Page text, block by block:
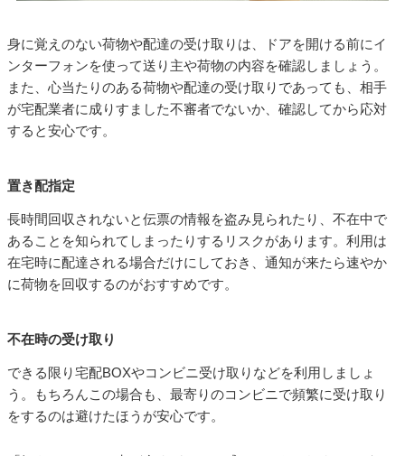
身に覚えのない荷物や配達の受け取りは、ドアを開ける前にイ
ンターフォンを使って送り主や荷物の内容を確認しましょう。
また、心当たりのある荷物や配達の受け取りであっても、相手
が宅配業者に成りすました不審者でないか、確認してから応対
すると安心です。
置き配指定
長時間回収されないと伝票の情報を盗み見られたり、不在中で
あることを知られてしまったりするリスクがあります。利用は
在宅時に配達される場合だけにしておき、通知が来たら速やか
に荷物を回収するのがおすすめです。
不在時の受け取り
できる限り宅配BOXやコンビニ受け取りなどを利用しましょ
う。もちろんこの場合も、最寄りのコンビニで頻繁に受け取り
をするのは避けたほうが安心です。